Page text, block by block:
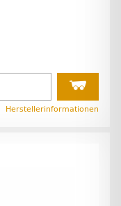
Herstellerinformationen